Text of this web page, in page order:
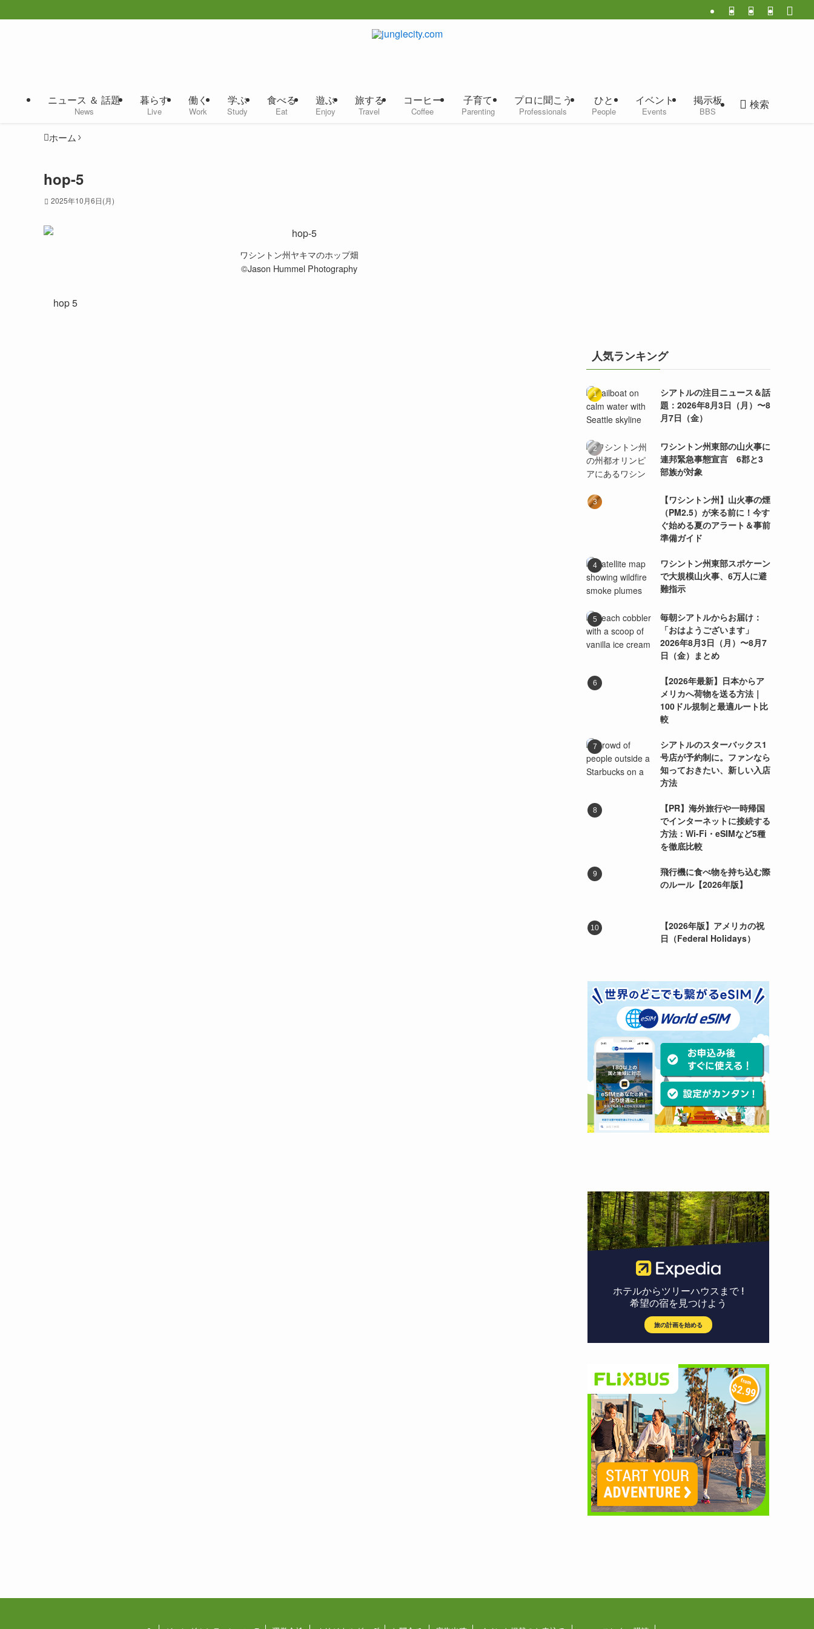
ニュース ＆ 話題
News
暮らす
Live
働く
Work
学ぶ
Study
食べる
Eat
遊ぶ
Enjoy
旅する
Travel
コーヒー
Coffee
子育て
Parenting
プロに聞こう
Professionals
ひと
People
イベント
Events
掲示板
BBS
検索
ホーム
hop-5
2025年10月6日(月)
ワシントン州ヤキマのホップ畑
©︎Jason Hummel Photography
hop 5
人気ランキング
シアトルの注目ニュース＆話
題：2026年8月3日（月）〜8
月7日（金）
ワシントン州東部の山火事に
連邦緊急事態宣言 6郡と3
部族が対象
【ワシントン州】山火事の煙
（PM2.5）が来る前に！今す
ぐ始める夏のアラート＆事前
準備ガイド
ワシントン州東部スポケーン
で大規模山火事、6万人に避
難指示
毎朝シアトルからお届け：
「おはようございます」
2026年8月3日（月）〜8月7
日（金）まとめ
【2026年最新】日本からア
メリカへ荷物を送る方法｜
100ドル規制と最適ルート比
較
シアトルのスターバックス1
号店が予約制に。ファンなら
知っておきたい、新しい入店
方法
【PR】海外旅行や一時帰国
でインターネットに接続する
方法：Wi-Fi・eSIMなど5種
を徹底比較
飛行機に食べ物を持ち込む際
のルール【2026年版】
【2026年版】アメリカの祝
日（Federal Holidays）